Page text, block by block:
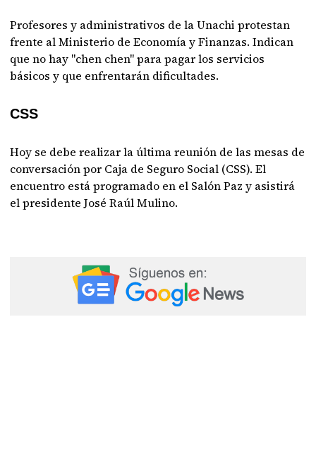
Profesores y administrativos de la Unachi protestan
frente al Ministerio de Economía y Finanzas. Indican
que no hay "chen chen" para pagar los servicios
básicos y que enfrentarán dificultades.
CSS
Hoy se debe realizar la última reunión de las mesas de
conversación por Caja de Seguro Social (CSS). El
encuentro está programado en el Salón Paz y asistirá
el presidente José Raúl Mulino.